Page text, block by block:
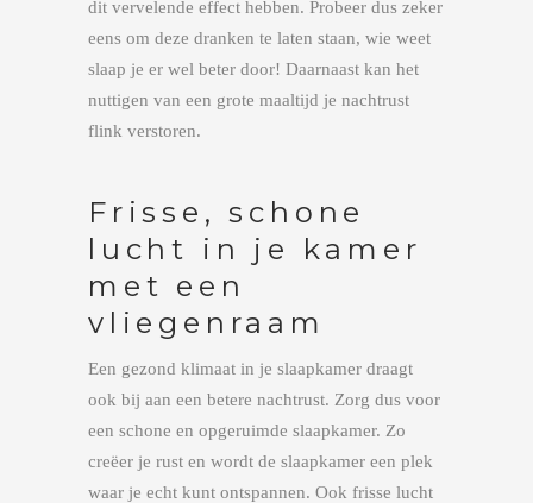
dit vervelende effect hebben. Probeer dus zeker
eens om deze dranken te laten staan, wie weet
slaap je er wel beter door! Daarnaast kan het
nuttigen van een grote maaltijd je nachtrust
flink verstoren.
Frisse, schone
lucht in je kamer
met een
vliegenraam
Een gezond klimaat in je slaapkamer draagt
ook bij aan een betere nachtrust. Zorg dus voor
een schone en opgeruimde slaapkamer. Zo
creëer je rust en wordt de slaapkamer een plek
waar je echt kunt ontspannen. Ook frisse lucht